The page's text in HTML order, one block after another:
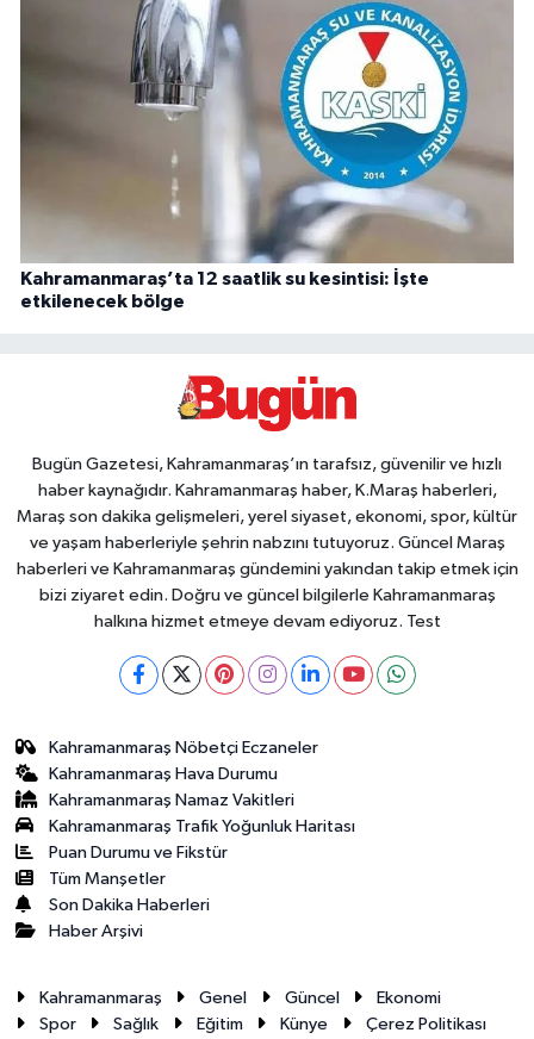
Kahramanmaraş’ta 12 saatlik su kesintisi: İşte
etkilenecek bölge
Bugün Gazetesi, Kahramanmaraş’ın tarafsız, güvenilir ve hızlı
haber kaynağıdır. Kahramanmaraş haber, K.Maraş haberleri,
Maraş son dakika gelişmeleri, yerel siyaset, ekonomi, spor, kültür
ve yaşam haberleriyle şehrin nabzını tutuyoruz. Güncel Maraş
haberleri ve Kahramanmaraş gündemini yakından takip etmek için
bizi ziyaret edin. Doğru ve güncel bilgilerle Kahramanmaraş
halkına hizmet etmeye devam ediyoruz. Test
Kahramanmaraş Nöbetçi Eczaneler
Kahramanmaraş Hava Durumu
Kahramanmaraş Namaz Vakitleri
Kahramanmaraş Trafik Yoğunluk Haritası
Puan Durumu ve Fikstür
Tüm Manşetler
Son Dakika Haberleri
Haber Arşivi
Kahramanmaraş Genel Güncel
Ekonomi
Spor
Sağlık Eğitim Künye Çerez Politikası